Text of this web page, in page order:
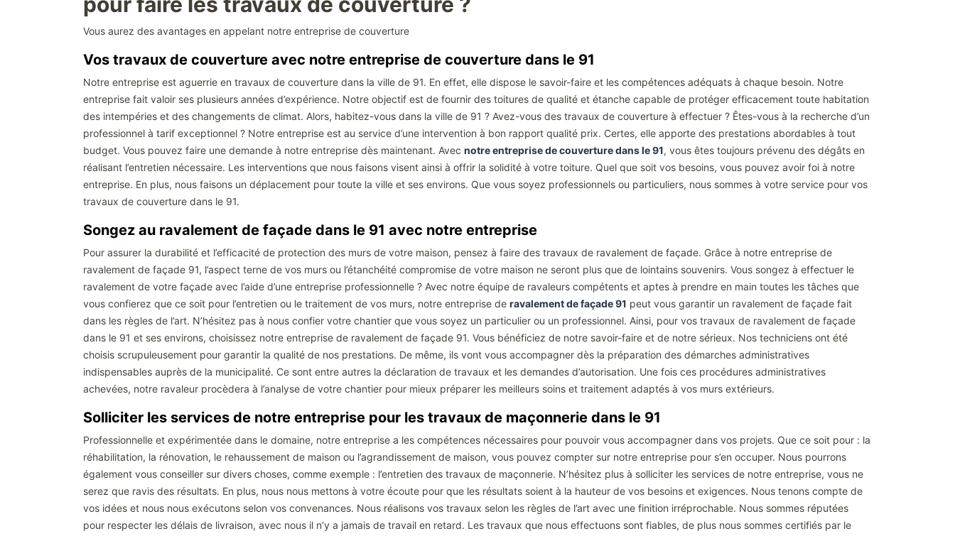
Vous aurez des avantages en appelant notre entreprise de couverture
Vos travaux de couverture avec notre entreprise de couverture dans le 91
Notre entreprise est aguerrie en travaux de couverture dans la ville de 91. En effet, elle dispose le savoir-faire et les compétences adéquats à chaque besoin. Notre
entreprise fait valoir ses plusieurs années d’expérience. Notre objectif est de fournir des toitures de qualité et étanche capable de protéger efficacement toute habitation
des intempéries et des changements de climat. Alors, habitez-vous dans la ville de 91 ? Avez-vous des travaux de couverture à effectuer ? Êtes-vous à la recherche d’un
professionnel à tarif exceptionnel ? Notre entreprise est au service d’une intervention à bon rapport qualité prix. Certes, elle apporte des prestations abordables à tout
budget. Vous pouvez faire une demande à notre entreprise dès maintenant. Avec notre entreprise de couverture dans le 91, vous êtes toujours prévenu des dégâts en
réalisant l’entretien nécessaire. Les interventions que nous faisons visent ainsi à offrir la solidité à votre toiture. Quel que soit vos besoins, vous pouvez avoir foi à notre
entreprise. En plus, nous faisons un déplacement pour toute la ville et ses environs. Que vous soyez professionnels ou particuliers, nous sommes à votre service pour vos
travaux de couverture dans le 91.
Songez au ravalement de façade dans le 91 avec notre entreprise
Pour assurer la durabilité et l’efficacité de protection des murs de votre maison, pensez à faire des travaux de ravalement de façade. Grâce à notre entreprise de
ravalement de façade 91, l’aspect terne de vos murs ou l’étanchéité compromise de votre maison ne seront plus que de lointains souvenirs. Vous songez à effectuer le
ravalement de votre façade avec l’aide d’une entreprise professionnelle ? Avec notre équipe de ravaleurs compétents et aptes à prendre en main toutes les tâches que
vous confierez que ce soit pour l’entretien ou le traitement de vos murs, notre entreprise de ravalement de façade 91 peut vous garantir un ravalement de façade fait
dans les règles de l’art. N’hésitez pas à nous confier votre chantier que vous soyez un particulier ou un professionnel. Ainsi, pour vos travaux de ravalement de façade
dans le 91 et ses environs, choisissez notre entreprise de ravalement de façade 91. Vous bénéficiez de notre savoir-faire et de notre sérieux. Nos techniciens ont été
choisis scrupuleusement pour garantir la qualité de nos prestations. De même, ils vont vous accompagner dès la préparation des démarches administratives
indispensables auprès de la municipalité. Ce sont entre autres la déclaration de travaux et les demandes d’autorisation. Une fois ces procédures administratives
achevées, notre ravaleur procèdera à l’analyse de votre chantier pour mieux préparer les meilleurs soins et traitement adaptés à vos murs extérieurs.
Solliciter les services de notre entreprise pour les travaux de maçonnerie dans le 91
Professionnelle et expérimentée dans le domaine, notre entreprise a les compétences nécessaires pour pouvoir vous accompagner dans vos projets. Que ce soit pour : la
réhabilitation, la rénovation, le rehaussement de maison ou l’agrandissement de maison, vous pouvez compter sur notre entreprise pour s’en occuper. Nous pourrons
également vous conseiller sur divers choses, comme exemple : l’entretien des travaux de maçonnerie. N’hésitez plus à solliciter les services de notre entreprise, vous ne
serez que ravis des résultats. En plus, nous nous mettons à votre écoute pour que les résultats soient à la hauteur de vos besoins et exigences. Nous tenons compte de
vos idées et nous nous exécutons selon vos convenances. Nous réalisons vos travaux selon les règles de l’art avec une finition irréprochable. Nous sommes réputées
pour respecter les délais de livraison, avec nous il n’y a jamais de travail en retard. Les travaux que nous effectuons sont fiables, de plus nous sommes certifiés par le